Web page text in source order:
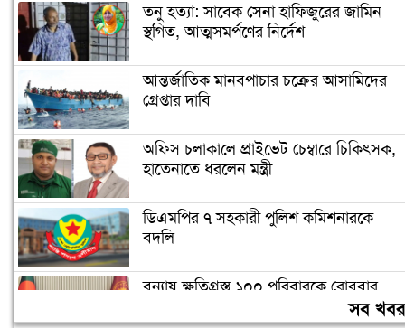
তনু হত্যা: সাবেক সেনা হাফিজুরের জামিন
স্থগিত, আত্মসমর্পণের নির্দেশ
আন্তর্জাতিক মানবপাচার চক্রের আসামিদের
গ্রেপ্তার দাবি
অফিস চলাকালে প্রাইভেট চেম্বারে চিকিৎসক,
হাতেনাতে ধরলেন মন্ত্রী
ডিএমপির ৭ সহকারী পুলিশ কমিশনারকে
বদলি
বন্যায় ক্ষতিগ্রস্ত ১০০ পরিবারকে রোববার
সব